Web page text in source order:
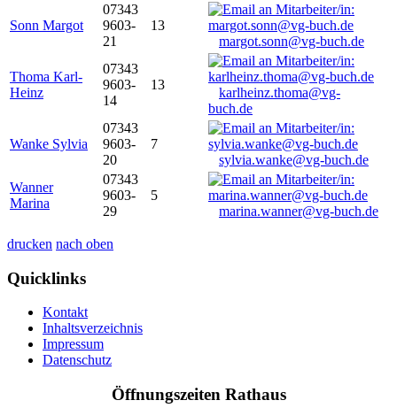
Sonn Margot
07343
9603-
21
13
margot.sonn@vg-buch.de
Thoma Karl-
Heinz
07343
9603-
14
13
karlheinz.thoma@vg-
buch.de
Wanke Sylvia
07343
9603-
20
7
sylvia.wanke@vg-buch.de
Wanner
Marina
07343
9603-
29
5
marina.wanner@vg-buch.de
drucken nach oben
Quicklinks
Kontakt
Inhaltsverzeichnis
Impressum
Datenschutz
Öffnungszeiten Rathaus